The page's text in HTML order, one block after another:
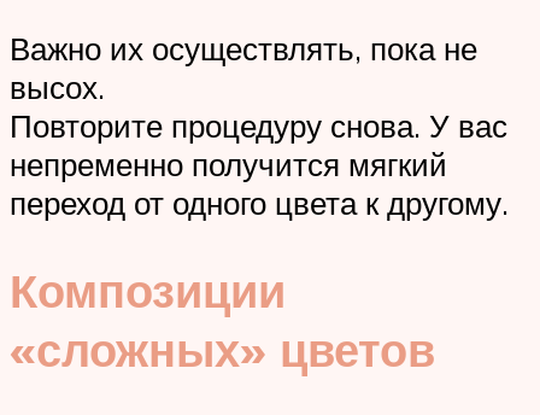
Важно их осуществлять, пока не
высох.
Повторите процедуру снова. У вас
непременно получится мягкий
переход от одного цвета к другому.
Композиции
«сложных» цветов